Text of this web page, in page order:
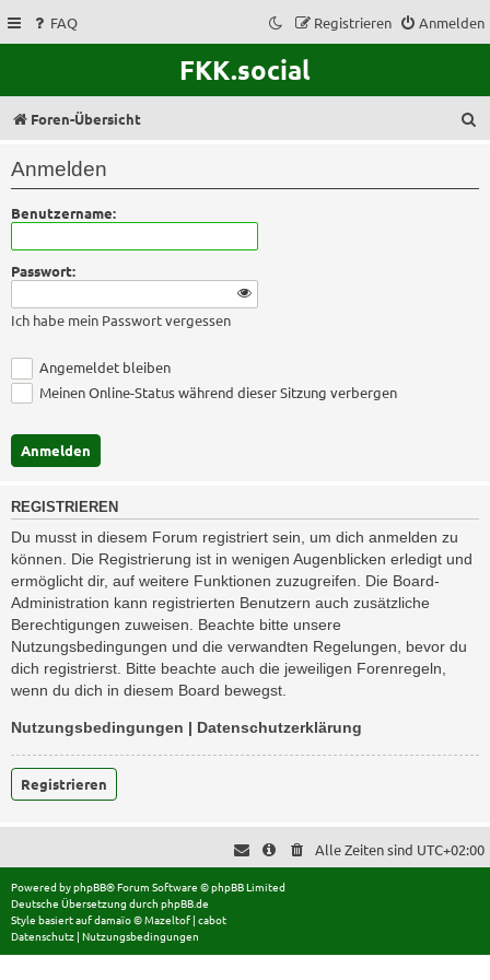
FAQ Anmelden
Registrieren
FKK.social
Foren-Übersicht
Anmelden
Benutzername:
Passwort:
Ich habe mein Passwort vergessen
Angemeldet bleiben
Meinen Online-Status während dieser Sitzung verbergen
REGISTRIEREN
Du musst in diesem Forum registriert sein, um dich anmelden zu
können. Die Registrierung ist in wenigen Augenblicken erledigt und
ermöglicht dir, auf weitere Funktionen zuzugreifen. Die Board-
Administration kann registrierten Benutzern auch zusätzliche
Berechtigungen zuweisen. Beachte bitte unsere
Nutzungsbedingungen und die verwandten Regelungen, bevor du
dich registrierst. Bitte beachte auch die jeweiligen Forenregeln,
wenn du dich in diesem Board bewegst.
Nutzungsbedingungen | Datenschutzerklärung
Registrieren
Alle Zeiten sind UTC+02:00
Powered byphpBB® Forum Software © phpBB Limited
Deutsche Übersetzung durch phpBB.de
Style basiert aufdamaïo ©Mazeltof | cabot
Datenschutz | Nutzungsbedingungen